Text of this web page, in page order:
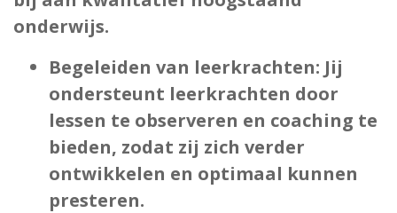
onderwijs.
Begeleiden van leerkrachten: Jij
ondersteunt leerkrachten door
lessen te observeren en coaching te
bieden, zodat zij zich verder
ontwikkelen en optimaal kunnen
presteren.